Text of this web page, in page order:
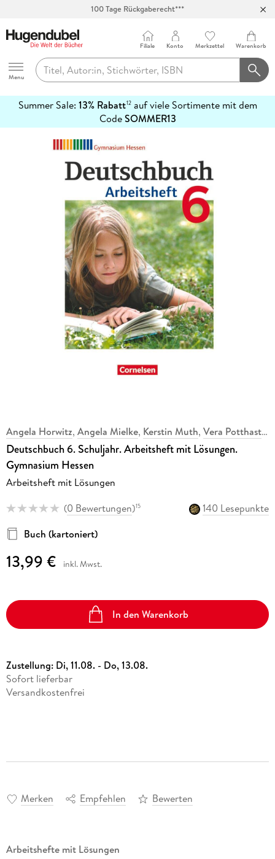
100 Tage Rückgaberecht***
Hugendubel
Menu
Filiale Konto Merkzettel Warenkorb
Summer Sale: 13% Rabatt12auf viele Sortimente mit dem
CodeSOMMER13
erfahren
Angela Horwitz, Angela Mielke, Kerstin Muth, Vera Potthast,
Deutschbuch 6. Schuljahr. Arbeitsheft mit Lösungen.
Gymnasium Hessen
Arbeitsheft mit Lösungen
(0 Bewertungen)15
140 Lesepunkte
Buch (kartoniert)
13,99 € inkl. Mwst.
In den Warenkorb
Zustellung: Di, 11.08. - Do, 13.08.
Sofort lieferbar
Versandkostenfrei
Merken Empfehlen Bewerten
Arbeitshefte mit Lösungen